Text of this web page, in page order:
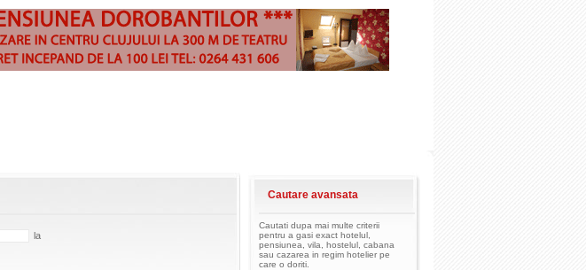
la
Cautare avansata
Cautati dupa mai multe criterii
pentru a gasi exact hotelul,
pensiunea, vila, hostelul, cabana
sau cazarea in regim hotelier pe
care o doriti.